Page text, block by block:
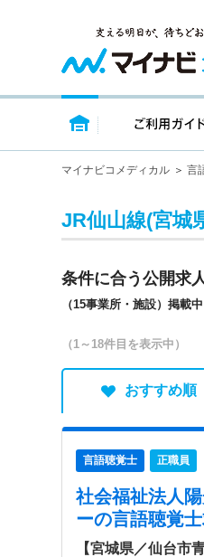
トップページ
マイナビコメディカル 言
JR仙山線(宮城
条件に合う公開求
（15事業所・施設）掲載中
（1～18件目を表示中）
おすすめ順
言語聴覚士 正職員
社会福祉法人
ーの言語聴覚
【宮城県／仙台市